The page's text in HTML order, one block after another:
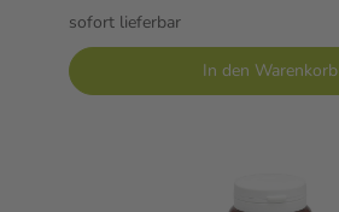
sofort lieferbar
In den Warenkorb